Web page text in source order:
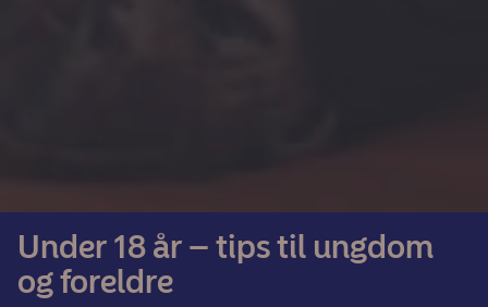
Under 18 år – tips til ungdom
og foreldre